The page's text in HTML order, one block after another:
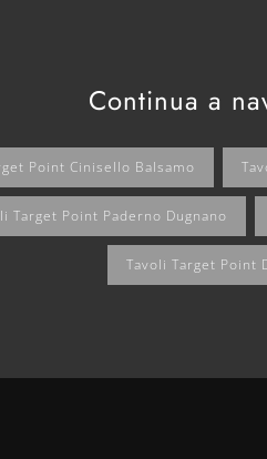
Continua a
Point Cinisello Balsamo
Target Point Paderno Dugnano
Tavoli Target Point